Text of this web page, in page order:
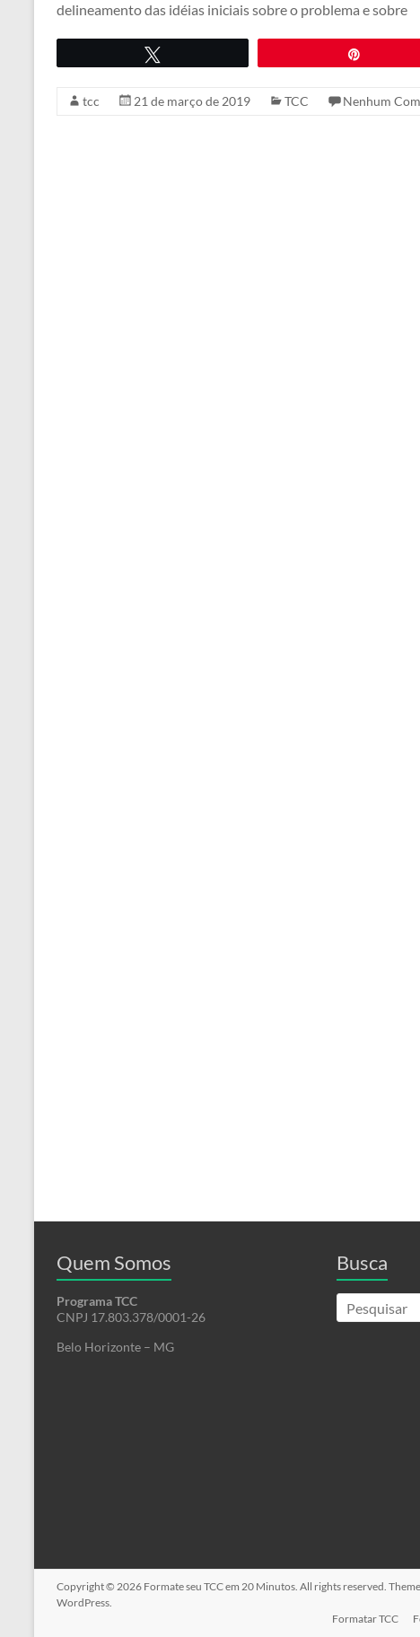
delineamento das idéias iniciais sobre o problema e sobre
tcc 21 de março de 2019 TCC Nenhum
Quem Somos
Programa TCC
CNPJ 17.803.378/0001-26
Belo Horizonte – MG
Busca
Copyright © 2026 Formate seu TCC em 20 Minutos. All rights reserved. Theme
WordPress.
Formatar TCC